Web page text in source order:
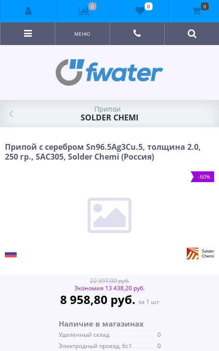
МЕНЮ
Припои
SOLDER CHEMI
Припой с серебром Sn96.5Ag3Cu.5, толщина 2.0,
250 гр., SAC305, Solder Chemi (Россия)
-60%
22 397,00 руб.
Экономия 13 438,20 руб.
8 958,80 руб. за 1 шт
Наличие в магазинах
Удаленный склад
0
Электродный проезд, 6с1
0
0 0 0